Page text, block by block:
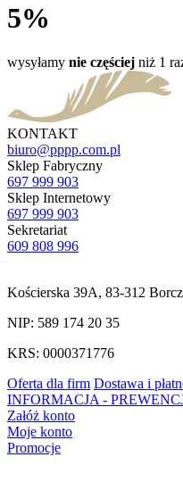
5%
wysyłamy nie częściej niż 1
KONTAKT
biuro@pppp.com.pl
Sklep Fabryczny
697 999 903
Sklep Internetowy
697 999 903
Sekretariat
609 808 996
Kościerska 39A, 83-312
NIP: 589 174 20 35
KRS: 0000371776
Oferta dla firm Dostawa i
INFORMACJA -
Załóż konto
Moje konto
Promocje